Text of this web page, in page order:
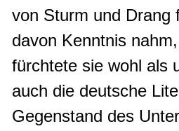
von Sturm und Drang
davon Kenntnis
fürchtete sie wohl als
auch die deutsche
Gegenstand des